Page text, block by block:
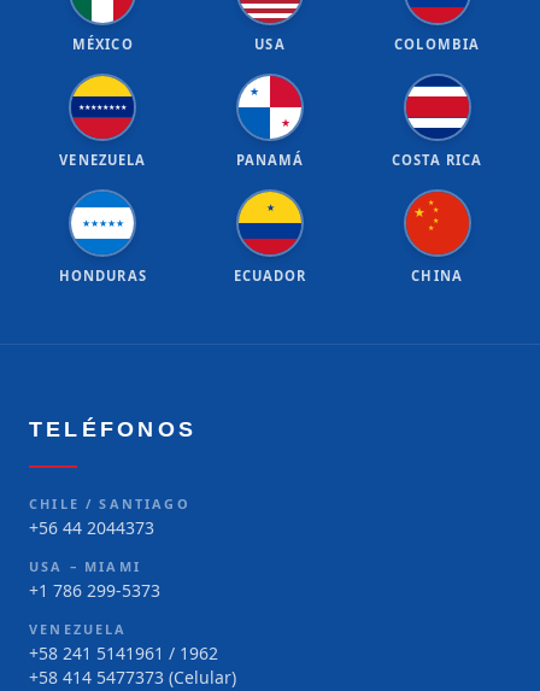
MÉXICO USA COLOMBIA
★★★★★★★★
VENEZUELA
★
★
PANAMÁ COSTA RICA
★★★★★
HONDURAS
★
ECUADOR
★
★
★
★
★
CHINA
TELÉFONOS
CHILE / SANTIAGO
+56 44 2044373
USA – MIAMI
+1 786 299-5373
VENEZUELA
+58 241 5141961 / 1962
+58 414 5477373 (Celular)